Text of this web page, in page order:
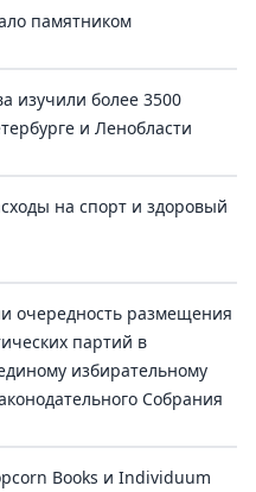
памятником
изучили более 3500
и Ленобласти
на спорт и здоровый
очередность размещения
партий в
избирательному
Собрания
Books и Individuum